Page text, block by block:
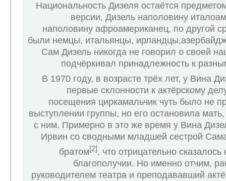
Национальность Дизеля остаётся
версии, Дизель наполовину
наполовину афроамериканец, по другой
были немцы, итальянцы,
Сам Дизель никогда не говорил о своей
подчёркивал принадлежность к
В 1970 году, в возрасте трёх лет, у Вина
первые склонности к актёрскому
посещения циркамальчик чуть было не
выступлении группы, но его остановила
с ним. Примерно в это же время у Вина
Ирвин со сводными младшей сестрой
братом[2], что отрицательно
благополучии. Но именно отчим,
руководителем театра и преподававший